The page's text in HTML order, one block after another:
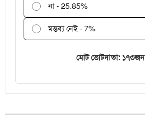
না - 25.85%
মন্তব্য নেই - 7%
মোট ভোটদাতা: ১৭৩জন